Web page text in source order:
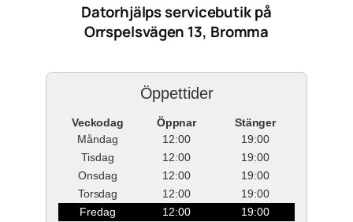
Datorhjälps servicebutik på
Orrspelsvägen 13, Bromma
Öppettider
Veckodag Öppnar
Stänger
Måndag
12:00
19:00
Tisdag
12:00
19:00
Onsdag
12:00
19:00
Torsdag
12:00
19:00
Fredag
12:00
19:00